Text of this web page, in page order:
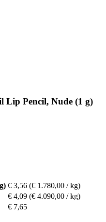
Lip Pencil, Nude (1 g)
€ 3,56 (€ 1.780,00 / kg)
€ 4,09 (€ 4.090,00 / kg)
€ 7,65